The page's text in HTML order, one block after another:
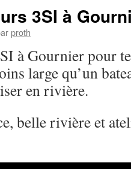
3SI à
proth
à Gournier pour
large qu’un
en rivière.
belle rivière et